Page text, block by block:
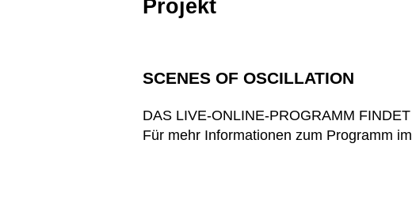
Projekt
SCENES OF OSCILLATION
DAS LIVE-ONLINE-PROGRAMM FINDET
Für mehr Informationen zum Programm im